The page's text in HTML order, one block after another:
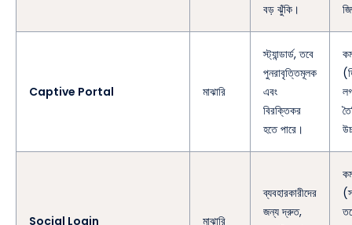
বড় ঝুঁকি।
Captive Portal মাঝারি
স্ট্যান্ডার্ড, তবে
পুনরাবৃত্তিমূলক
এবং
বিরক্তিকর
হতে পারে।
Social Login মাঝারি
ব্যবহারকারীদের
জন্য দ্রুত,